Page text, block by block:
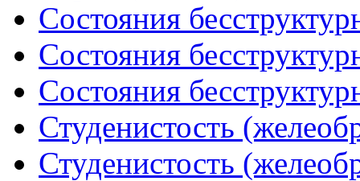
Состояния
Состояния
Состояния
Студенистость
Студенистость